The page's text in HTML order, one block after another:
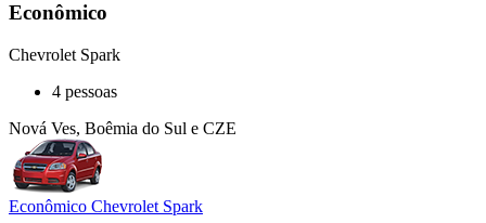
Econômico
Chevrolet Spark
4 pessoas
Nová Ves, Boêmia do Sul e CZE
Econômico Chevrolet Spark